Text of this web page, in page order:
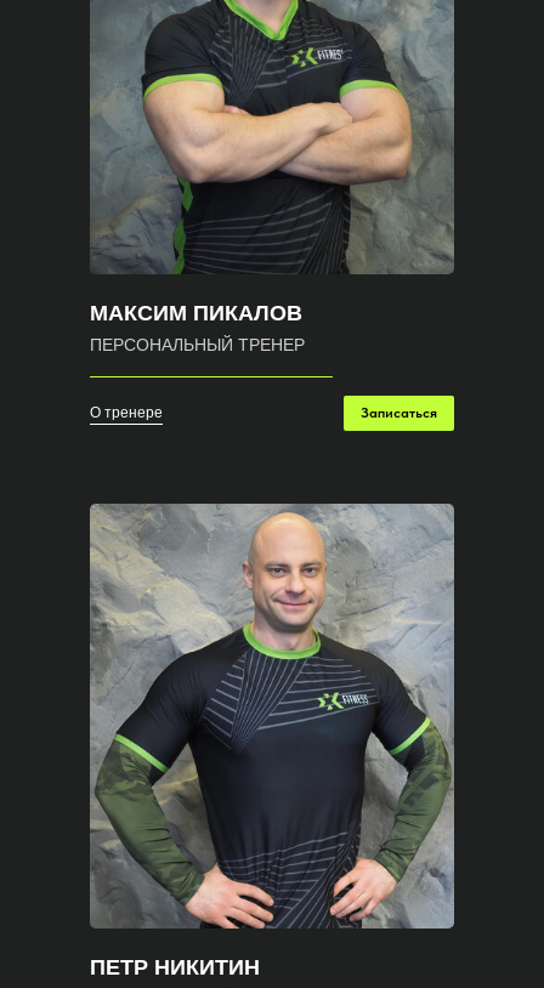
МАКСИМ ПИКАЛОВ
ПЕРСОНАЛЬНЫЙ ТРЕНЕР
О тренере Записаться
ПЕТР НИКИТИН